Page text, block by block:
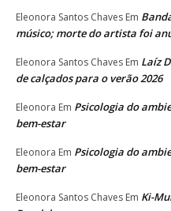
Eleonora Santos Chaves Em
músico; morte do artista foi
Eleonora Santos Chaves Em Laíz
de calçados para o verão 2026
Eleonora Em Psicologia do
bem-estar
Eleonora Em Psicologia do
bem-estar
Eleonora Santos Chaves Em Ki-